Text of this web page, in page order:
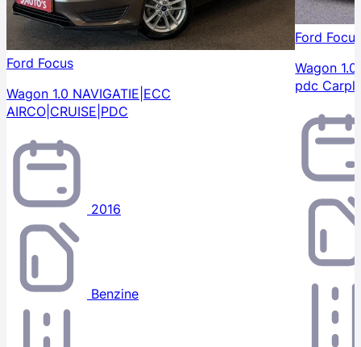
Ford Focus
Wagon 1.0 NAVIGATIE|ECC
AIRCO|CRUISE|PDC
2016
Benzine
Ford
Wagon
pdc